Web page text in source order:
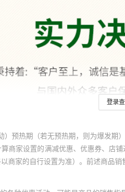
登录
预热期（若无预热期，则为爆发
商家设置的满减优惠、优惠券、
家的自行设置为准）。前述商品